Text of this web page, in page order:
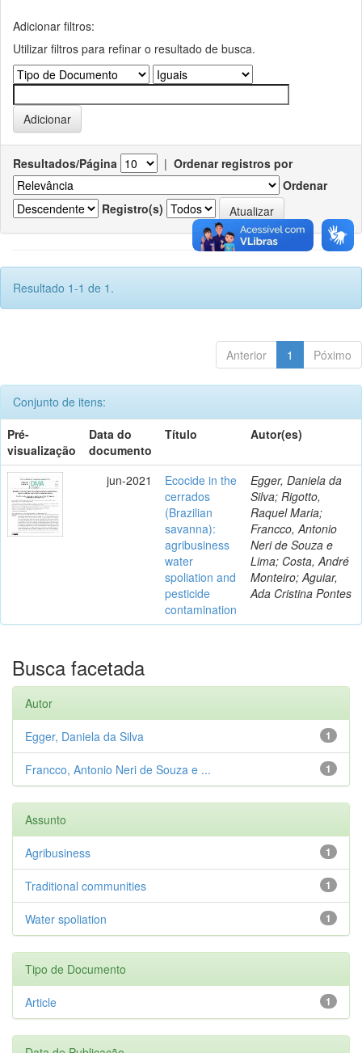
Adicionar filtros:
Utilizar filtros para refinar o resultado de busca.
Resultados/Página | Ordenar registros por
Ordenar
Registro(s)
Resultado 1-1 de 1.
Anterior 1 Póximo
Conjunto de itens:
Pré-
visualização
Data do
documento
Título Autor(es)
jun-2021
Ecocide in the
cerrados
(Brazilian
savanna):
agribusiness
water
spoliation and
pesticide
contamination
Egger, Daniela da
Silva; Rigotto,
Raquel Maria;
Francco, Antonio
Neri de Souza e
Lima; Costa, André
Monteiro; Aguiar,
Ada Cristina Pontes
Busca facetada
Autor
1
Egger, Daniela da Silva
1
Francco, Antonio Neri de Souza e ...
Assunto
1
Agribusiness
1
Traditional communities
1
Water spoliation
Tipo de Documento
1
Article